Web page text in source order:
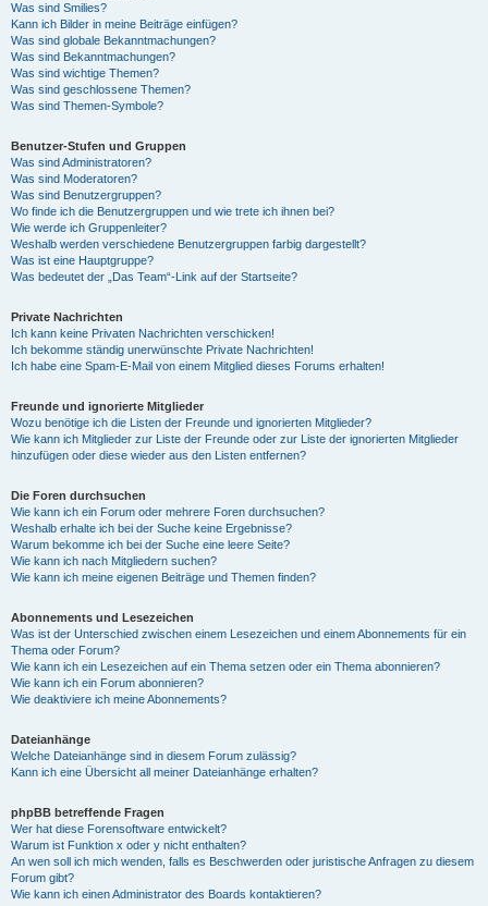
Was sind Smilies?
Kann ich Bilder in meine Beiträge einfügen?
Was sind globale Bekanntmachungen?
Was sind Bekanntmachungen?
Was sind wichtige Themen?
Was sind geschlossene Themen?
Was sind Themen-Symbole?
Benutzer-Stufen und Gruppen
Was sind Administratoren?
Was sind Moderatoren?
Was sind Benutzergruppen?
Wo finde ich die Benutzergruppen und wie trete ich ihnen bei?
Wie werde ich Gruppenleiter?
Weshalb werden verschiedene Benutzergruppen farbig dargestellt?
Was ist eine Hauptgruppe?
Was bedeutet der „Das Team“-Link auf der Startseite?
Private Nachrichten
Ich kann keine Privaten Nachrichten verschicken!
Ich bekomme ständig unerwünschte Private Nachrichten!
Ich habe eine Spam-E-Mail von einem Mitglied dieses Forums erhalten!
Freunde und ignorierte Mitglieder
Wozu benötige ich die Listen der Freunde und ignorierten Mitglieder?
Wie kann ich Mitglieder zur Liste der Freunde oder zur Liste der ignorierten Mitglieder
hinzufügen oder diese wieder aus den Listen entfernen?
Die Foren durchsuchen
Wie kann ich ein Forum oder mehrere Foren durchsuchen?
Weshalb erhalte ich bei der Suche keine Ergebnisse?
Warum bekomme ich bei der Suche eine leere Seite?
Wie kann ich nach Mitgliedern suchen?
Wie kann ich meine eigenen Beiträge und Themen finden?
Abonnements und Lesezeichen
Was ist der Unterschied zwischen einem Lesezeichen und einem Abonnements für ein
Thema oder Forum?
Wie kann ich ein Lesezeichen auf ein Thema setzen oder ein Thema abonnieren?
Wie kann ich ein Forum abonnieren?
Wie deaktiviere ich meine Abonnements?
Dateianhänge
Welche Dateianhänge sind in diesem Forum zulässig?
Kann ich eine Übersicht all meiner Dateianhänge erhalten?
phpBB betreffende Fragen
Wer hat diese Forensoftware entwickelt?
Warum ist Funktion x oder y nicht enthalten?
An wen soll ich mich wenden, falls es Beschwerden oder juristische Anfragen zu diesem
Forum gibt?
Wie kann ich einen Administrator des Boards kontaktieren?